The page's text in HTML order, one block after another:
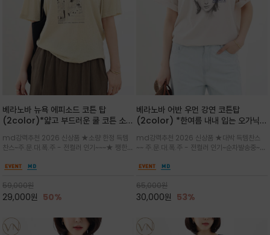
베라노바 뉴욕 에피소드 코튼 탑
(2color)*얇고 부드러운 쿨 코튼 소재
고 자연스러운 멋이 있는 핏으로 여름내
내 편하고 감각적으로 입으세요
md강력추천 2026 신상품 ★소량 한정 득템
찬스~주.문.대.폭.주 - 전컬러 인기~~~★ 쨍한듯
내추럴한 컬러감이 매력적인 티셔츠/여유로운
59,000원
29,000원 50%
베라노바 어반 우먼 강연 코튼탑
(2color) *한여름 내내 입는 오가닉
워크 (Line Work) & 스케치/감각적
인 아트워크 프린트가 시선을 끄는 루즈
핏 강연티셔츠
md강력추천 2026 신상품 ★대박 득템찬스
~~ 주.문.대.폭.주 - 전컬러 인기~순차발송중~★
한 착용감을 선사하며, 자연스럽게 떨어지는 실루
으로도 포인트가 되며, 데일리 활
65,000원
30,000원 53%